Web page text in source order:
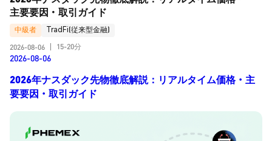
主要要因・取引ガイド
中級者
TradFi(従来型金融)
2026-08-06
15-20分
2026-08-06
2026年ナスダック先物徹底解説：リアルタイム価格・主
要要因・取引ガイド